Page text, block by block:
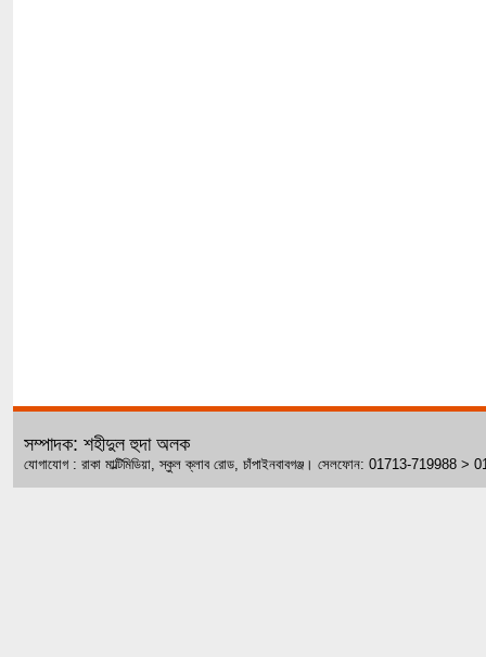
সম্পাদক: শহীদুল হুদা অলক
যোগাযোগ : রাকা মাল্টিমিডিয়া, স্কুল ক্লাব রোড, চাঁপাইনবাবগঞ্জ। সেলফোন: 01713-